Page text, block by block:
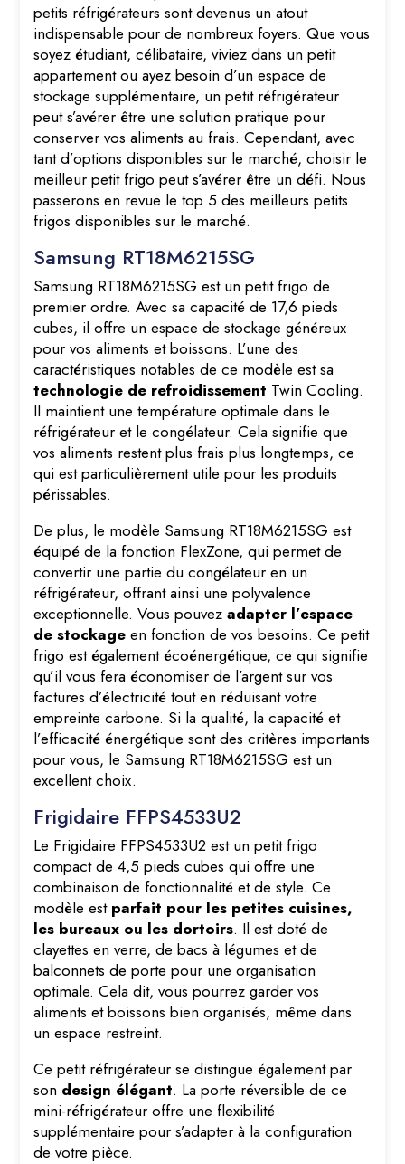
petits réfrigérateurs sont devenus un atout
indispensable pour de nombreux foyers. Que vous
soyez étudiant, célibataire, viviez dans un petit
appartement ou ayez besoin d’un espace de
stockage supplémentaire, un petit réfrigérateur
peut s’avérer être une solution pratique pour
conserver vos aliments au frais. Cependant, avec
tant d’options disponibles sur le marché, choisir le
meilleur petit frigo peut s’avérer être un défi. Nous
passerons en revue le top 5 des meilleurs petits
frigos disponibles sur le marché.
Samsung RT18M6215SG
Samsung RT18M6215SG est un petit frigo de
premier ordre. Avec sa capacité de 17,6 pieds
cubes, il offre un espace de stockage généreux
pour vos aliments et boissons. L’une des
caractéristiques notables de ce modèle est sa
technologie de refroidissement Twin Cooling.
Il maintient une température optimale dans le
réfrigérateur et le congélateur. Cela signifie que
vos aliments restent plus frais plus longtemps, ce
qui est particulièrement utile pour les produits
périssables.
De plus, le modèle Samsung RT18M6215SG est
équipé de la fonction FlexZone, qui permet de
convertir une partie du congélateur en un
réfrigérateur, offrant ainsi une polyvalence
exceptionnelle. Vous pouvezadapter l’espace
de stockage en fonction de vos besoins. Ce petit
frigo est également écoénergétique, ce qui signifie
qu’il vous fera économiser de l’argent sur vos
factures d’électricité tout en réduisant votre
empreinte carbone. Si la qualité, la capacité et
l’efficacité énergétique sont des critères importants
pour vous, le Samsung RT18M6215SG est un
excellent choix.
Frigidaire FFPS4533U2
Le Frigidaire FFPS4533U2 est un petit frigo
compact de 4,5 pieds cubes qui offre une
combinaison de fonctionnalité et de style. Ce
modèle est parfait pour les petites cuisines,
les bureaux ou les dortoirs. Il est doté de
clayettes en verre, de bacs à légumes et de
balconnets de porte pour une organisation
optimale. Cela dit, vous pourrez garder vos
aliments et boissons bien organisés, même dans
un espace restreint.
Ce petit réfrigérateur se distingue également par
son design élégant. La porte réversible de ce
mini-réfrigérateur offre une flexibilité
supplémentaire pour s’adapter à la configuration
de votre pièce.